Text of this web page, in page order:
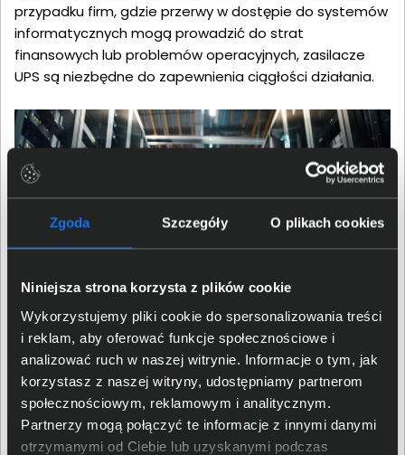
Zgoda Szczegóły O plikach cookies
Niniejsza strona korzysta z plików cookie
Wykorzystujemy pliki cookie do spersonalizowania treści
i reklam, aby oferować funkcje społecznościowe i
analizować ruch w naszej witrynie. Informacje o tym, jak
korzystasz z naszej witryny, udostępniamy partnerom
społecznościowym, reklamowym i analitycznym.
Partnerzy mogą połączyć te informacje z innymi danymi
otrzymanymi od Ciebie lub uzyskanymi podczas
przypadku firm, gdzie przerwy w dostępie do systemów
informatycznych mogą prowadzić do strat
finansowych lub problemów operacyjnych, zasilacze
UPS są niezbędne do zapewnienia ciągłości działania.
Jak wybrać odpowiedni zasilacz
awaryjny UPS?
Wybór odpowiedniego zasilacza UPS zależy od kilku
kluczowych czynników. Na pierwszy plan wysuwa się ich